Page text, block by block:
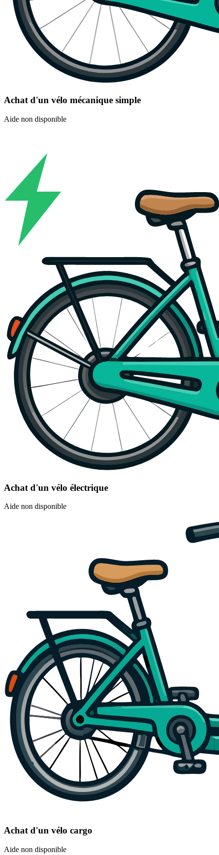
Achat d'un vélo mécanique simple
Aide non disponible
Achat d'un vélo électrique
Aide non disponible
Achat d'un vélo cargo
Aide non disponible